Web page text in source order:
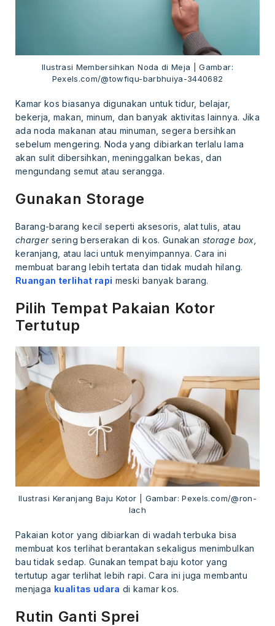
Ilustrasi Membersihkan Noda di Meja | Gambar:
Pexels.com/@towfiqu-barbhuiya-3440682
Kamar kos biasanya digunakan untuk tidur, belajar,
bekerja, makan, minum, dan banyak aktivitas lainnya. Jika
ada noda makanan atau minuman, segera bersihkan
sebelum mengering. Noda yang dibiarkan terlalu lama
akan sulit dibersihkan, meninggalkan bekas, dan
mengundang semut atau serangga.
Gunakan Storage
Barang-barang kecil seperti aksesoris, alat tulis, atau
chargersering berserakan di kos. Gunakan storage box,
keranjang, atau laci untuk menyimpannya. Cara ini
membuat barang lebih tertata dan tidak mudah hilang.
Ruangan terlihat rapi meski banyak barang.
Pilih Tempat Pakaian Kotor
Tertutup
Ilustrasi Keranjang Baju Kotor | Gambar: Pexels.com/@ron-
lach
Pakaian kotor yang dibiarkan di wadah terbuka bisa
membuat kos terlihat berantakan sekaligus menimbulkan
bau tidak sedap. Gunakan tempat baju kotor yang
tertutup agar terlihat lebih rapi. Cara ini juga membantu
menjaga kualitas udara di kamar kos.
Rutin Ganti Sprei